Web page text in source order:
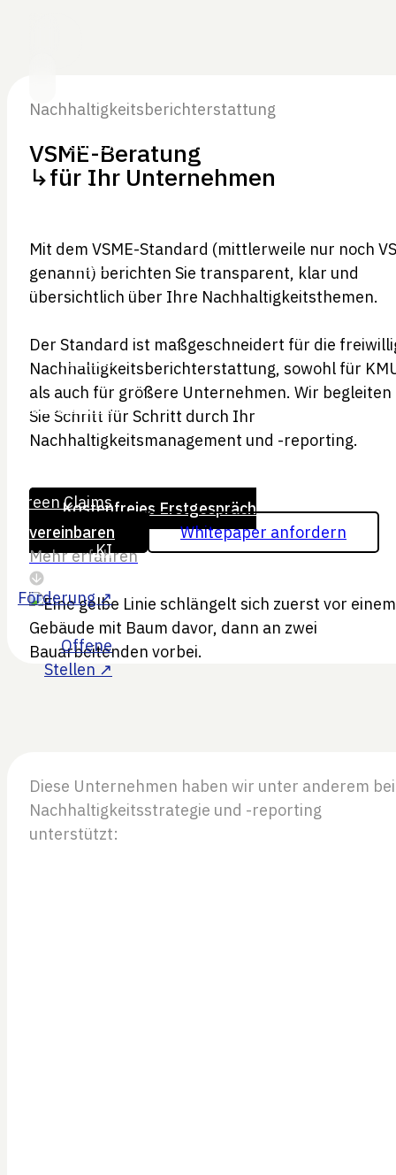
Nachhaltigkeitsberichterstattung
VSME-Beratung
↳für Ihr Unternehmen
Mit dem VSME-Standard (mittlerweile nur noch VS
genannt) berichten Sie transparent, klar und
übersichtlich über Ihre Nachhaltigkeitsthemen.
Der Standard ist maßgeschneidert für die
Nachhaltigkeitsberichterstattung, sowohl für
als auch für größere Unternehmen. Wir begleiten
Sie Schritt für Schritt durch Ihr
Nachhaltigkeitsmanagement und -reporting.
Kostenfreies Erstgespräch
vereinbaren
Whitepaper anfordern
Mehr erfahren
Diese Unternehmen haben wir unter anderem bei
Nachhaltigkeitsstrategie und -reporting
unterstützt: